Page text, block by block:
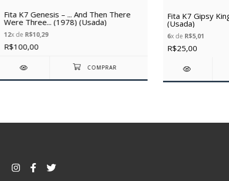
Fita K7 Genesis – ... And Then There
Were Three... (1978) (Usada)
12x de R$10,29
R$100,00
Fita K7 Gipsy
(Usada)
6x de R$5,01
R$25,00